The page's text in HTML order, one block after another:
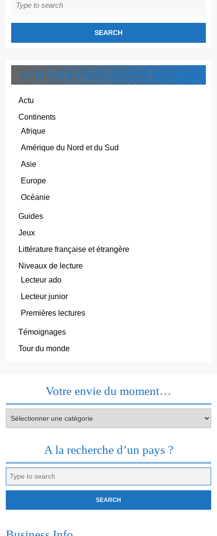
for:
ET SI VOUS VOUS LAISSIEZ TENTER ?
Actu
Continents
Afrique
Amérique du Nord et du Sud
Asie
Europe
Océanie
Guides
Jeux
Littérature française et étrangère
Niveaux de lecture
Lecteur ado
Lecteur junior
Premières lectures
Témoignages
Tour du monde
Votre envie du moment…
envie
A la recherche d’un pays ?
for: